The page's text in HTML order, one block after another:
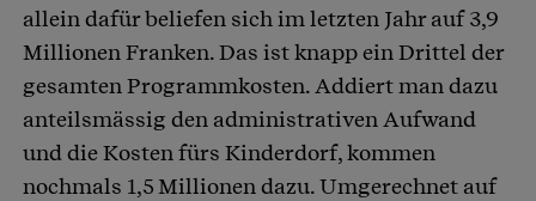
allein dafür beliefen sich im letzten Jahr auf 3,9
Millionen Franken. Das ist knapp ein Drittel der
gesamten Programmkosten. Addiert man dazu
anteilsmässig den administrativen Aufwand
und die Kosten fürs Kinderdorf, kommen
nochmals 1,5 Millionen dazu. Umgerechnet auf